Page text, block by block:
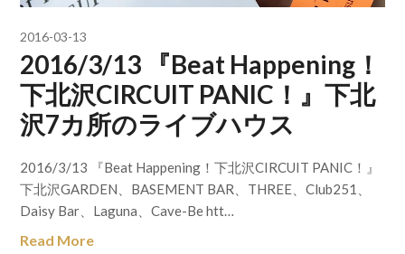
2016-03-13
2016/3/13 『Beat Happening！
下北沢CIRCUIT PANIC！』下北
沢7カ所のライブハウス
2016/3/13 『Beat Happening！下北沢CIRCUIT PANIC！』
下北沢GARDEN、BASEMENT BAR、THREE、Club251、
Daisy Bar、Laguna、Cave-Be htt…
Read More